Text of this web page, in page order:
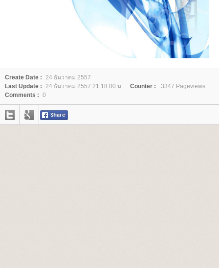
Create Date :
24 ธันวาคม 2557
Last Update :
24 ธันวาคม 2557 21:18:00 น. Counter :
3347 Pageviews.
Comments : 0